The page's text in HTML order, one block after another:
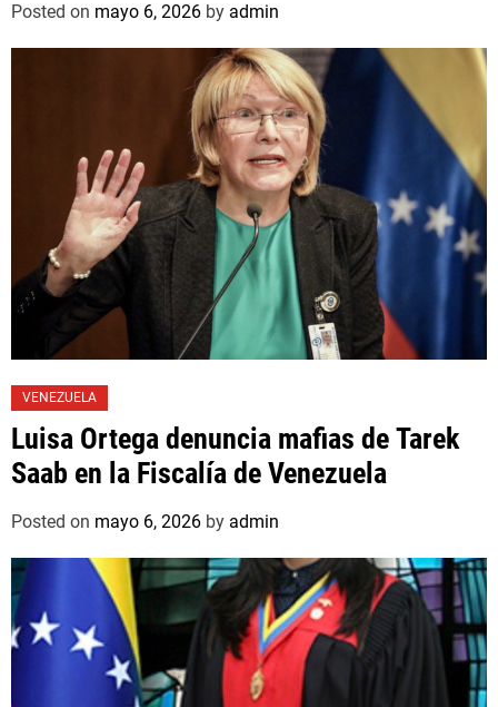
Posted on mayo 6, 2026 by admin
VENEZUELA
Luisa Ortega denuncia mafias de Tarek
Saab en la Fiscalía de Venezuela
Posted on mayo 6, 2026 by admin